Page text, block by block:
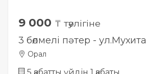
9 000 ₸ тәулігіне
3 бөлмелі пәтер - ул.Мухита
Орал